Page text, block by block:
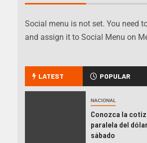
Social menu is not set. You need
and assign it to Social Menu on
LATEST POPULAR
NACIONAL
Conozca la
paralela del
sábado